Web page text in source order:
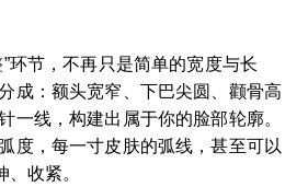
节，不再只是简单的宽度与长
成：额头宽窄、下巴尖圆、颧骨高
线，构建出属于你的脸部轮廓。
度，每一寸皮肤的弧线，甚至可以
、收紧。